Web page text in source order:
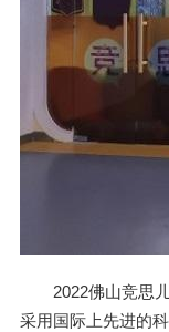
2022佛山竞思儿
采用国际上先进的